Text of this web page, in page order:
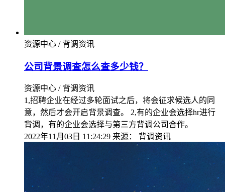
资源中心 / 背调资讯
公司背景调查怎么查多少钱？
资源中心 / 背调资讯
1,招聘企业在经过多轮面试之后，将会征求候选人的同
意，然后才会开启背景调查。 2,有的企业会选择hr进行
背调，有的企业会选择与第三方背调公司合作。
2022年11月03日 11:24:29 来源： 背调资讯